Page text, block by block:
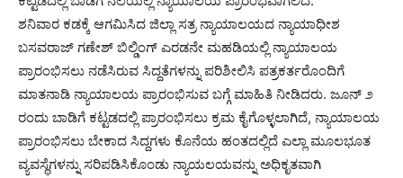
ಶನಿವಾರ ಕಡಕ್ಕೆ ಆಗಮಿಸಿದ ಜಿಲ್ಲಾ ಸತ್ರ ನ್ಯಾಯಾಲಯದ ನ್ಯಾಯಾಧೀಶ
ಬಸವರಾಜ್ ಗಣೇಶ್ ಬಿಲ್ಡಿಂಗ್ ಎರಡನೇ ಮಹಡಿಯಲ್ಲಿ ನ್ಯಾಯಾಲಯ
ಪ್ರಾರಂಭಿಸಲು ನಡೆಸಿರುವ ಸಿದ್ದತೆಗಳನ್ನು ಪರಿಶೀಲಿಸಿ ಪತ್ರಕರ್ತರೊಂದಿಗೆ
ಮಾತನಾಡಿ ನ್ಯಾಯಾಲಯ ಪ್ರಾರಂಭಿಸುವ ಬಗ್ಗೆ ಮಾಹಿತಿ ನೀಡಿದರು. ಜೂನ್ ೨
ರಂದು ಬಾಡಿಗೆ ಕಟ್ಟಡದಲ್ಲಿ ಪ್ರಾರಂಭಿಸಲು ಕ್ರಮ ಕೈಗೊಳ್ಳಲಾಗಿದೆ, ನ್ಯಾಯಾಲಯ
ಪ್ರಾರಂಭಿಸಲು ಬೇಕಾದ ಸಿದ್ದಗಳು ಕೊನೆಯ ಹಂತದಲ್ಲಿದೆ ಎಲ್ಲಾ ಮೂಲಭೂತ
ವ್ಯವಸ್ಥೆಗಳನ್ನು ಸರಿಪಡಿಸಿಕೊಂಡು ನ್ಯಾಯಲಯವನ್ನು ಅಧಿಕೃತವಾಗಿ